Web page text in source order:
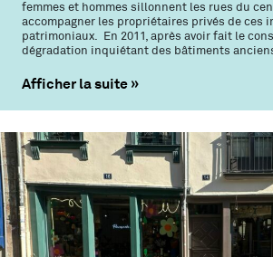
femmes et hommes sillonnent les rues du
accompagner les propriétaires privés de ces
patrimoniaux. En 2011, après avoir fait le
dégradation inquiétant des bâtiments
Afficher la suite